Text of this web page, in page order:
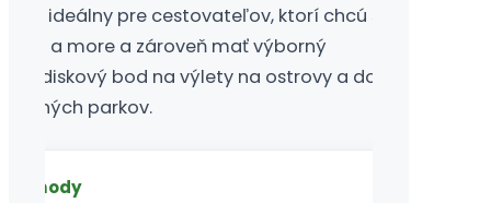
je ideálny pre cestovateľov, ktorí chcú spojiť
a more a zároveň mať výborný
bod na výlety na ostrovy a do
parkov.
Výhody